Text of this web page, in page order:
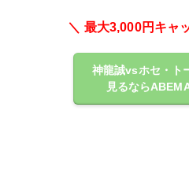
＼ 最大3,000円キャ
神龍誠vsホセ・ト
見るなら